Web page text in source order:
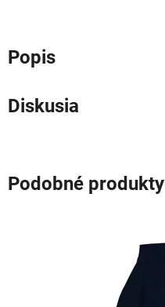
Popis
Diskusia
Podobné produkty